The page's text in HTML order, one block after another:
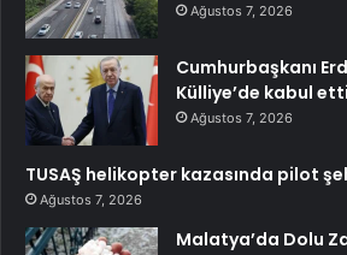
Ağustos 7, 2026
Cumhurbaşkanı
Külliye’de kabul etti
Ağustos 7, 2026
TUSAŞ helikopter kazasında pilot
Ağustos 7, 2026
Malatya’da Dolu